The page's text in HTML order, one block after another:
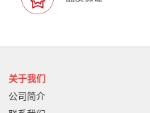
航
关于我们
公司简介